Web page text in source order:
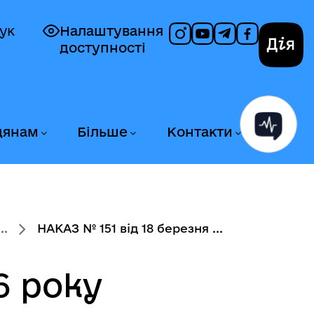
Налаштування
доступності
Більше Контакти
НАКАЗ № 151 від 18 березня ...
року